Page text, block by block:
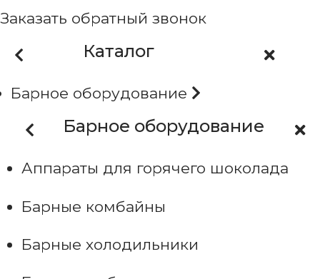
Заказать обратный звонок
Каталог
Барное оборудование
Барное оборудование
Аппараты для горячего шоколада
Барные комбайны
Барные холодильники